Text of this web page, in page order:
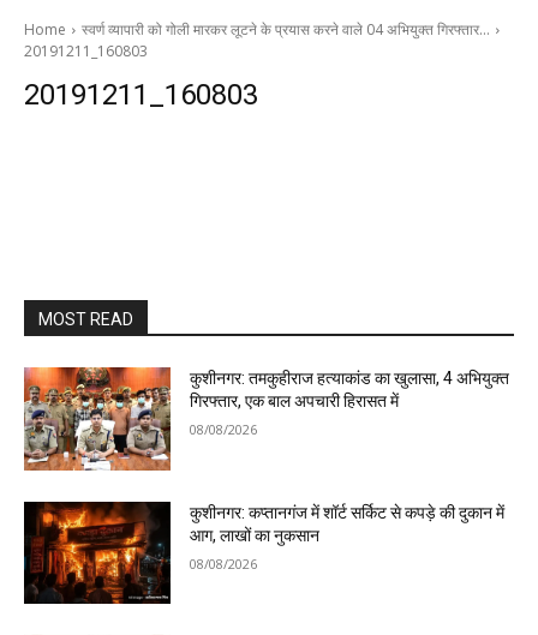
Home
स्वर्ण व्यापारी को गोली मारकर लूटने के प्रयास करने वाले 04 अभियुक्त गिरफ्तार…
20191211_160803
20191211_160803
MOST READ
कुशीनगर: तमकुहीराज हत्याकांड का खुलासा, 4 अभियुक्त
गिरफ्तार, एक बाल अपचारी हिरासत में
08/08/2026
कुशीनगर: कप्तानगंज में शॉर्ट सर्किट से कपड़े की दुकान में
आग, लाखों का नुकसान
08/08/2026